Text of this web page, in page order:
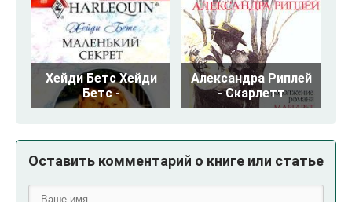
Хейди Бетс Хейди
Бетс -
Александра Риплей
- Скарлетт
Оставить комментарий о книге или статье